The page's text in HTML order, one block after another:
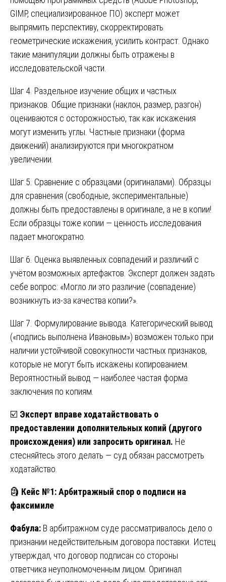
GIMP, специализированное ПО) эксперт может
выпрямить перспективу, скорректировать
геометрические искажения, усилить контраст. Однако
такие манипуляции должны быть отражены в
исследовательской части.
Шаг 4. Раздельное изучение общих и частных
признаков. Общие признаки (наклон, размер, разгон)
оцениваются с осторожностью, так как искажения
могут изменить углы. Частные признаки (форма
движений) анализируются при многократном
увеличении.
Шаг 5. Сравнение с образцами (оригиналами). Образцы
для сравнения (свободные, экспериментальные)
должны быть предоставлены в оригинале, а не в копии!
Если образцы тоже копии — ценность исследования
падает многократно.
Шаг 6. Оценка выявленных совпадений и различий с
учётом возможных артефактов. Эксперт должен задать
себе вопрос: «Могло ли это различие (совпадение)
возникнуть из-за качества копии?».
Шаг 7. Формулирование вывода. Категорический вывод
(«подпись выполнена Ивановым») возможен только при
наличии устойчивой совокупности частных признаков,
которые не могут быть искажены копированием.
Вероятностный вывод — наиболее частая форма
заключения по копиям.
☑️ Эксперт вправе ходатайствовать о
предоставлении дополнительных копий (другого
происхождения) или запросить оригинал. Не
стесняйтесь этого делать — суд обязан рассмотреть
ходатайство.
🗿 Кейс №1: Арбитражный спор о подписи на
факсимиле
Фабула: В арбитражном суде рассматривалось дело о
признании недействительным договора поставки. Истец
утверждал, что договор подписан со стороны
ответчика неуполномоченным лицом. Оригинал